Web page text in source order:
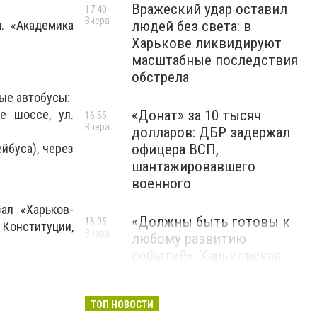
«Академика
автобусы:
шоссе, ул.
через
«Харьков-
Вражеский удар оставил
людей без света: в
Харькове ликвидируют
масштабные последствия
обстрела
17:40
Вчера
«Донат» за 10 тысяч
долларов: ДБР задержал
офицера ВСП,
шантажировавшего
военного
16:55
Вчера
«Должны быть готовы к
любому развитию
событий»: Харьковская
16:05
Вчера
ТОП НОВОСТИ